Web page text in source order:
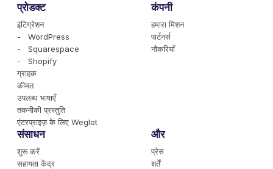
प्रोडक्ट
इंटिग्रेशन
- WordPress
- Squarespace
- Shopify
ग्राहक
कीमत
उपलब्ध भाषाएँ
तकनीकी प्रस्तुति
एंटरप्राइज़ के लिए Weglot
कंपनी
हमारा मिशन
पार्टनर्स
नौकरियाँ
संसाधन
शुरू करें
सहायता केंद्र
और
प्रेस
शर्तें